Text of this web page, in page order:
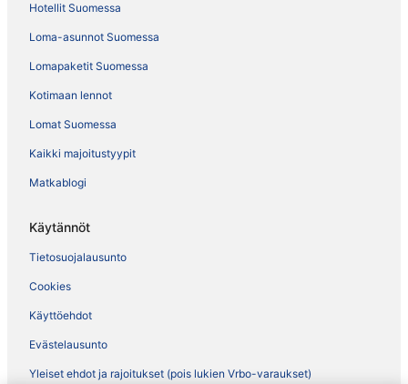
Hotellit Suomessa
Loma-asunnot Suomessa
Lomapaketit Suomessa
Kotimaan lennot
Lomat Suomessa
Kaikki majoitustyypit
Matkablogi
Käytännöt
Tietosuojalausunto
Cookies
Käyttöehdot
Evästelausunto
Yleiset ehdot ja rajoitukset (pois lukien Vrbo-varaukset)